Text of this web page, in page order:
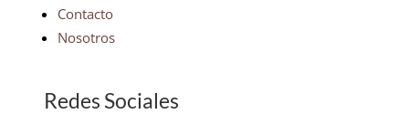
Contacto
Nosotros
Redes Sociales